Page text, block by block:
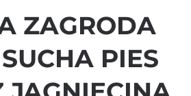
ZAGRODA
PIES